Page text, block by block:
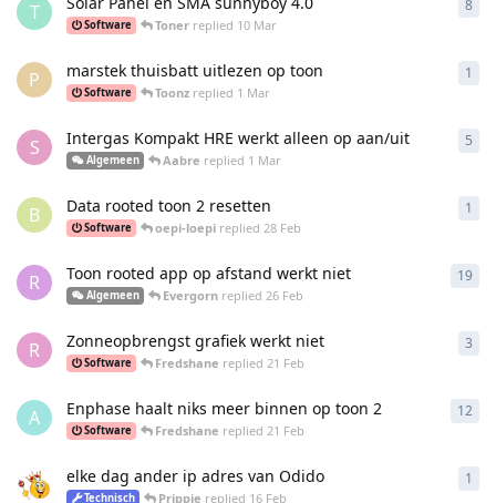
T
Software Toner replied 10 Mar
8
P marstek thuisbatt uitlezen op toon
Software Toonz replied 1 Mar
1
S Intergas Kompakt HRE werkt alleen op aan/uit
Algemeen Aabre replied 1 Mar
5
B Data rooted toon 2 resetten
Software oepi-loepi replied28 Feb
1
R Toon rooted app op afstand werkt niet
Algemeen Evergorn replied26 Feb
19
R Zonneopbrengst grafiek werkt niet
Software Fredshane replied21 Feb
3
A Enphase haalt niks meer binnen op toon 2
Software Fredshane replied21 Feb
12
elke dag ander ip adres van Odido
Technisch Prippie replied 16 Feb
1